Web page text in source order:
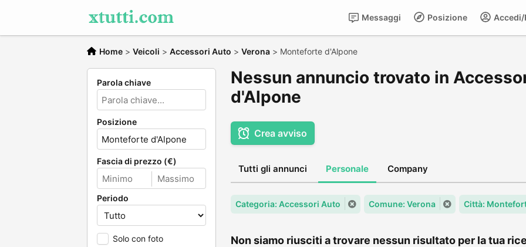
Posizione
Messaggi
Home > Veicoli > Accessori Auto > Verona > Monteforte d'Alpone
Parola chiave
Posizione
Fascia di prezzo (€)
Periodo
Solo con foto
Nessun annuncio trovato in
d'Alpone
Crea avviso
Tutti gli annunci Personale Company
Categoria: Accessori Auto Comune: Verona Città:
Non siamo riusciti a trovare nessun risultato per la tua